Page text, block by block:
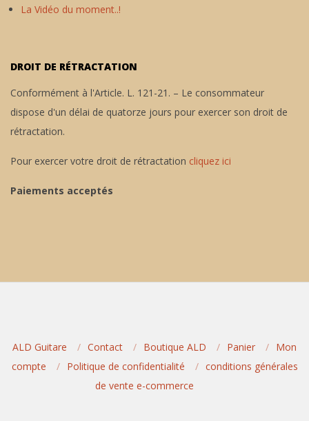
La Vidéo du moment..!
DROIT DE RÉTRACTATION
Conformément à l'Article. L. 121-21. – Le consommateur
dispose d'un délai de quatorze jours pour exercer son droit de
rétractation.
Pour exercer votre droit de rétractation cliquez ici
Paiements acceptés
ALD Guitare Contact Boutique ALD Panier
Mon
compte
Politique de confidentialité
conditions générales
de vente e-commerce